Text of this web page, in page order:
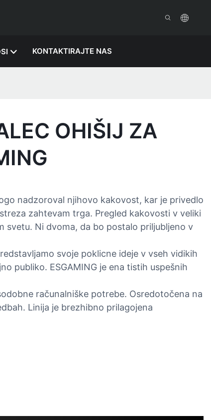
KONTAKTIRAJTE NAS
OHIŠIJ ZA
nadzoroval njihovo kakovost, kar je privedlo
zahtevam trga. Pregled kakovosti v veliki
svetu. Ni dvoma, da bo postalo priljubljeno v
svoje poklicne ideje v vseh vidikih
publiko. ESGAMING je ena tistih uspešnih
računalniške potrebe. Osredotočena na
Linija je brezhibno prilagojena